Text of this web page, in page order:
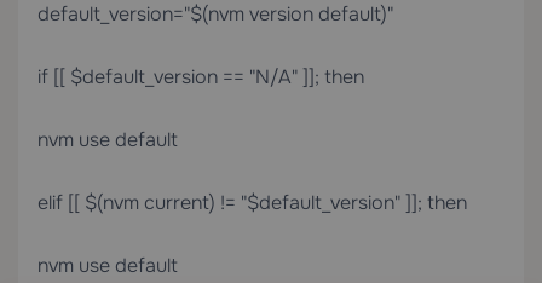
default_version="$(nvm version default)"
if [[ $default_version == "N/A" ]]; then
nvm use default
elif [[ $(nvm current) != "$default_version" ]]; then
nvm use default